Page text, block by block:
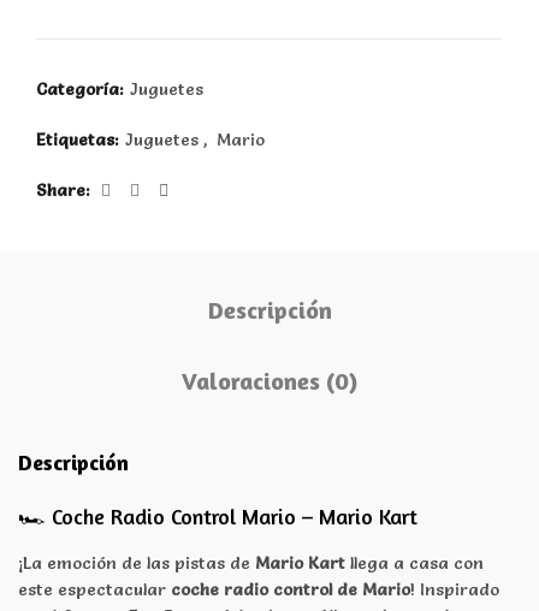
Categoría: Juguetes
Etiquetas: Juguetes , Mario
Share
Descripción
Valoraciones (0)
Descripción
🏎️ Coche Radio Control Mario – Mario Kart
¡La emoción de las pistas de Mario Kart llega a casa con
este espectacular coche radio control de Mario! Inspirado